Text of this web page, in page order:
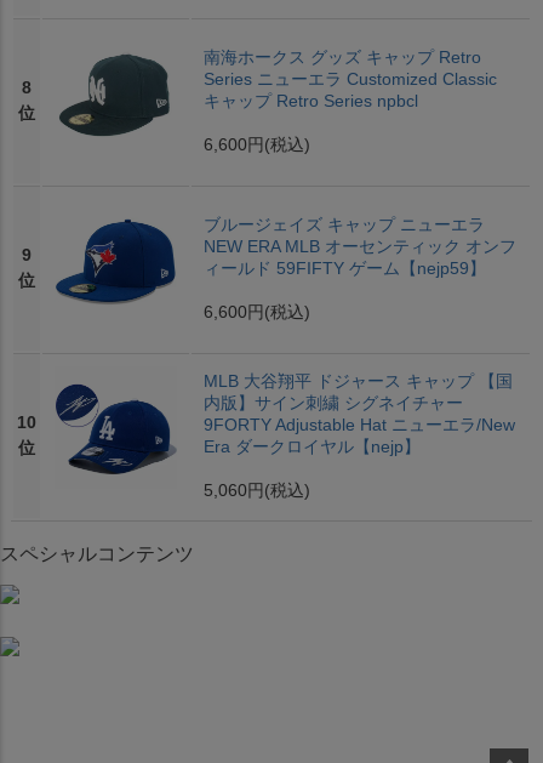
8
位
南海ホークス グッズ キャップ Retro
Series ニューエラ Customized Classic
キャップ Retro Series npbcl
6,600円 (税込)
9
位
ブルージェイズ キャップ ニューエラ
NEW ERA MLB オーセンティック オンフ
ィールド 59FIFTY ゲーム【nejp59】
6,600円 (税込)
10
位
MLB 大谷翔平 ドジャース キャップ 【国
内版】サイン刺繍 シグネイチャー
9FORTY Adjustable Hat ニューエラ/New
Era ダークロイヤル【nejp】
5,060円 (税込)
スペシャルコンテンツ